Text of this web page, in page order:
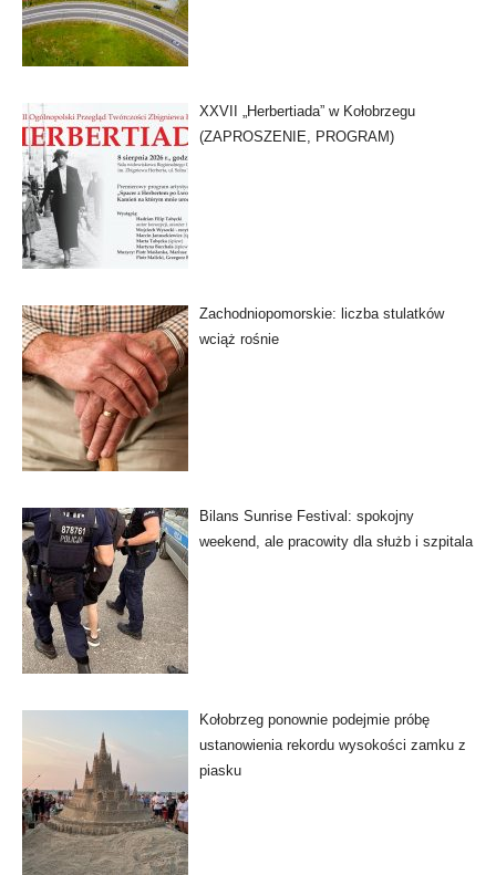
XXVII „Herbertiada” w Kołobrzegu
(ZAPROSZENIE, PROGRAM)
Zachodniopomorskie: liczba stulatków
wciąż rośnie
Bilans Sunrise Festival: spokojny
weekend, ale pracowity dla służb i szpitala
Kołobrzeg ponownie podejmie próbę
ustanowienia rekordu wysokości zamku z
piasku